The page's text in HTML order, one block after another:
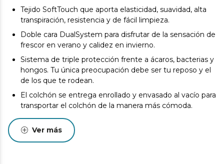
Tejido SoftTouch que aporta elasticidad, suavidad, alta
transpiración, resistencia y de fácil limpieza.
Doble cara DualSystem para disfrutar de la sensación de
frescor en verano y calidez en invierno.
Sistema de triple protección frente a ácaros, bacterias y
hongos. Tu única preocupación debe ser tu reposo y el
de los que te rodean.
El colchón se entrega enrollado y envasado al vacío para
transportar el colchón de la manera más cómoda.
Desde el inicio del uso del colchón se produce un
asentamiento normal de las capas internas que oscila
entre +0/-2 o -3 (norma UNE-EN 1334:1996). Esta
Ver más